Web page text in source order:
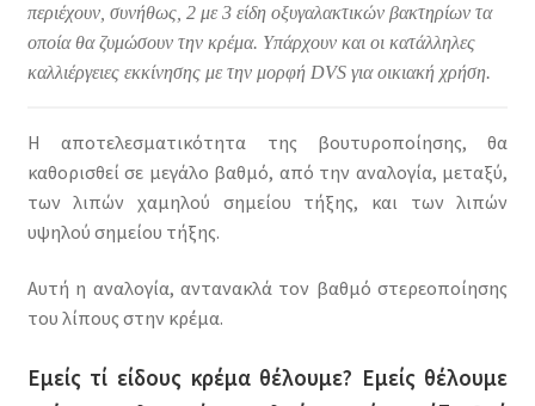
περιέχουν, συνήθως, 2 με 3 είδη οξυγαλακτικών βακτηρίων τα
οποία θα ζυμώσουν την κρέμα. Υπάρχουν και οι κατάλληλες
καλλιέργειες εκκίνησης με την μορφή DVS για οικιακή χρήση.
Η αποτελεσματικότητα της βουτυροποίησης, θα
καθορισθεί σε μεγάλο βαθμό, από την αναλογία, μεταξύ,
των λιπών χαμηλού σημείου τήξης, και των λιπών
υψηλού σημείου τήξης.
Αυτή η αναλογία, αντανακλά τον βαθμό στερεοποίησης
του λίπους στην κρέμα.
Εμείς τί είδους κρέμα θέλουμε? Εμείς θέλουμε